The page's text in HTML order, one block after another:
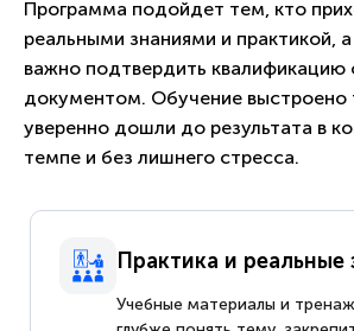
Программа подойдет тем, кто
реальными знаниями и практикой,
важно подтвердить
документом. Обучение выстроено
уверенно дошли до результата в
темпе и без лишнего стресса.
Практика и реальные
Учебные материалы и